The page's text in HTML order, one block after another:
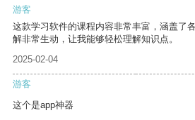
游客
这款学习软件的课程内容非常丰富，涵盖了
解非常生动，让我能够轻松理解知识点。
2025-02-04
游客
这个是app神器